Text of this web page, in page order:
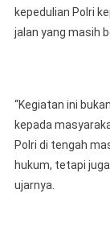
kepedulian Polri
jalan yang masih
“Kegiatan ini
kepada
Polri di tengah
hukum, tetapi
ujarnya.